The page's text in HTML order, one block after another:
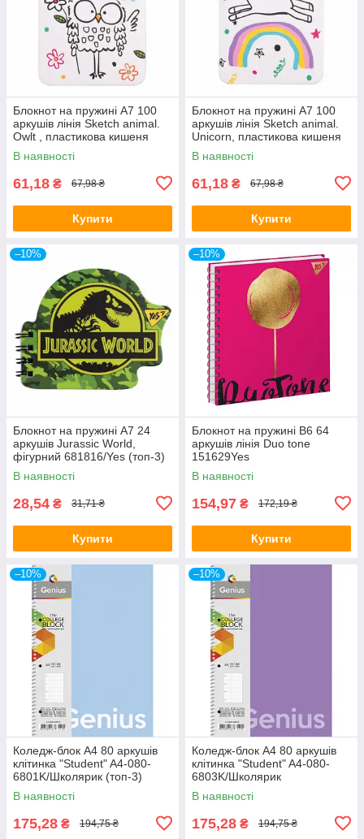
Блокнот на пружині A7 100
аркушів лінія Sketch animal.
Owlt , пластикова кишеня
681824/Yes
В наявності
61,18 ₴ 67,98 ₴
Купити
Блокнот на пружині A7 100
аркушів лінія Sketch animal.
Unicorn, пластикова кишеня
681823/Yes
В наявності
61,18 ₴ 67,98 ₴
Купити
–10%
Блокнот на пружині A7 24
аркушів Jurassic World,
фігурний 681816/Yes (топ-3)
В наявності
28,54 ₴ 31,71 ₴
Купити
–10%
Блокнот на пружині B6 64
аркушів лінія Duo tone
151629Yes
В наявності
154,97 ₴ 172,19 ₴
Купити
–10%
Коледж-блок A4 80 аркушів
клітинка "Student" A4-080-
6801K/Школярик (топ-3)
В наявності
175,28 ₴ 194,75 ₴
–10%
Коледж-блок A4 80 аркушів
клітинка "Student" A4-080-
6803K/Школярик
В наявності
175,28 ₴ 194,75 ₴